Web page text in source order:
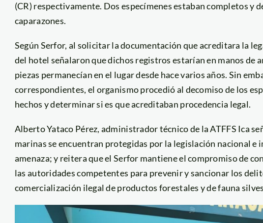
(CR) respectivamente. Dos especímenes estaban completos y
caparazones.
Según Serfor, al solicitar la documentación que acreditara la
del hotel señalaron que dichos registros estarían en manos de
piezas permanecían en el lugar desde hace varios años. Sin
correspondientes, el organismo procedió al decomiso de los
hechos y determinar si es que acreditaban procedencia legal.
Alberto Yataco Pérez, administrador técnico de la ATFFS Ica
marinas se encuentran protegidas por la legislación nacional e
amenaza; y reitera que el Serfor mantiene el compromiso de
las autoridades competentes para prevenir y sancionar los
comercialización ilegal de productos forestales y de fauna